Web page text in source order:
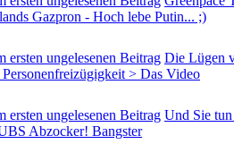
Gazpron - Hoch lebe Putin... ;)
von 5 durchschnittlich
Die Lügen
> Das Video
von 5 durchschnittlich
Und Sie
Abzocker! Bangster
von 5 durchschnittlich